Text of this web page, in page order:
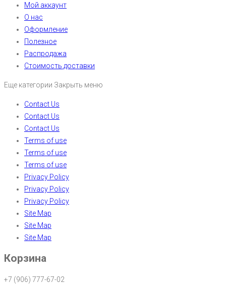
Мой аккаунт
О нас
Оформление
Полезное
Распродажа
Стоимость доставки
Еще категории Закрыть меню
Contact Us
Contact Us
Contact Us
Terms of use
Terms of use
Terms of use
Privacy Policy
Privacy Policy
Privacy Policy
Site Map
Site Map
Site Map
Корзина
+7 (906) 777-67-02